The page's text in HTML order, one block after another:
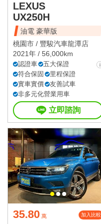
LEXUS
UX250H
油電 豪華版
桃園市 / 豐駿汽車龍潭店
2021年 / 56,000km
認證車
五大保證
符合保固
里程保證
實車實價
友善試車
非多元化營業用車
立即諮詢
35.80 萬 加入比較